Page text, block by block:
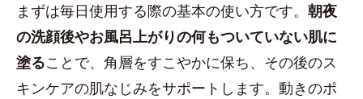
まずは毎日使用する際の基本の使い方です。 朝夜
の洗顔後やお風呂上がりの何もついていない肌に
塗ることで、角層をすこやかに保ち、その後のス
キンケアの肌なじみをサポートします。動きのポ